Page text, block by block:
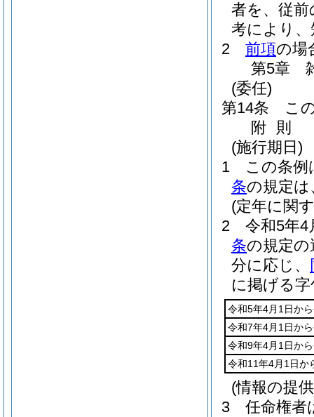
者を、従
考により
2
前項の場
第5章
(委任)
第14条
こ
附 則
(施行期日)
1
この条例
条の規定は
(定年に関
2
令和5年4
条の規定
分に応じ、
に掲げる
令和5年4月1日か
令和7年4月1日か
令和9年4月1日か
令和11年4月1日か
(情報の提
3
任命権者